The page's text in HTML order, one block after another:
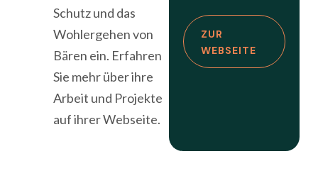
Schutz und das
Wohlergehen von
Bären ein. Erfahren
Sie mehr über ihre
Arbeit und Projekte
auf ihrer Webseite.
ZUR
WEBSEITE